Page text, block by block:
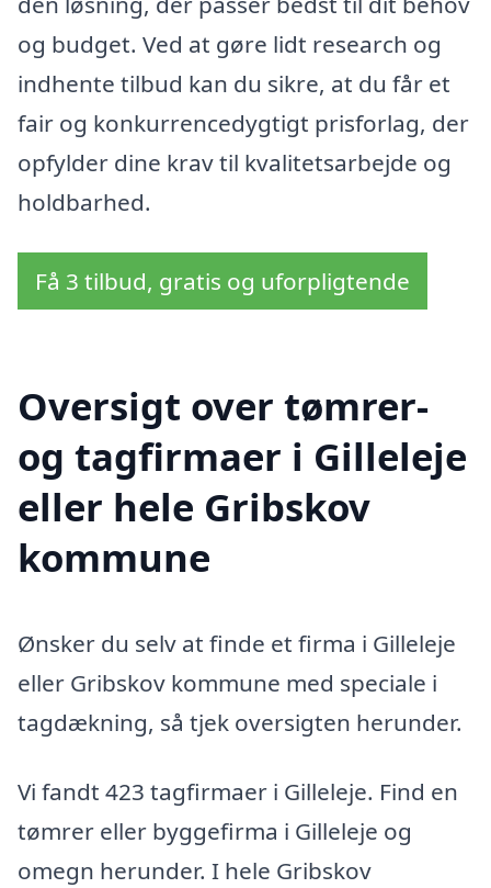
og budget. Ved at gøre lidt research og
indhente tilbud kan du sikre, at du får et
fair og konkurrencedygtigt prisforlag, der
opfylder dine krav til kvalitetsarbejde og
holdbarhed.
Få 3 tilbud, gratis og uforpligtende
Oversigt over tømrer-
og tagfirmaer i Gilleleje
eller hele Gribskov
kommune
Ønsker du selv at finde et firma i Gilleleje
eller Gribskov kommune med speciale i
tagdækning, så tjek oversigten herunder.
Vi fandt 423 tagfirmaer i Gilleleje. Find en
tømrer eller byggefirma i Gilleleje og
omegn herunder. I hele Gribskov